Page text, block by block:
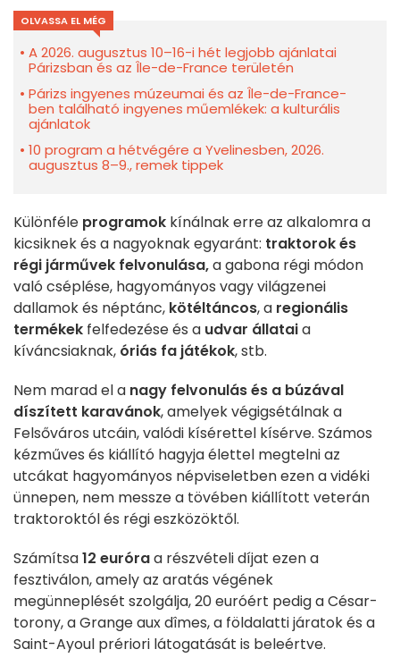
OLVASSA EL MÉG
A 2026. augusztus 10–16-i hét legjobb ajánlatai
Párizsban és az Île-de-France területén
Párizs ingyenes múzeumai és az Île-de-France-
ben található ingyenes műemlékek: a kulturális
ajánlatok
10 program a hétvégére a Yvelinesben, 2026.
augusztus 8–9., remek tippek
Különféle programok kínálnak erre az alkalomra a
kicsiknek és a nagyoknak egyaránt: traktorok és
régi járművek felvonulása,a gabona régi módon
való cséplése, hagyományos vagy világzenei
dallamok és néptánc, kötéltáncos, a regionális
termékek felfedezése és a udvar állataia
kíváncsiaknak, óriás fa játékok, stb.
Nem marad el a nagy felvonulás és a búzával
díszített karavánok, amelyek végigsétálnak a
Felsőváros utcáin, valódi kísérettel kísérve. Számos
kézműves és kiállító hagyja élettel megtelni az
utcákat hagyományos népviseletben ezen a vidéki
ünnepen, nem messze a tövében kiállított veterán
traktoroktól és régi eszközöktől.
Számítsa12 euróraa részvételi díjat ezen a
fesztiválon, amely az aratás végének
megünneplését szolgálja, 20 euróért pedig a César-
torony, a Grange aux dîmes, a földalatti járatok és a
Saint-Ayoul prériori látogatását is beleértve.